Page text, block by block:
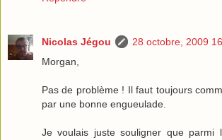
Nicolas Jégou
28 octobre, 2009
Morgan,
Pas de problème ! Il faut toujours
par une bonne engueulade.
Je voulais juste souligner que parmi